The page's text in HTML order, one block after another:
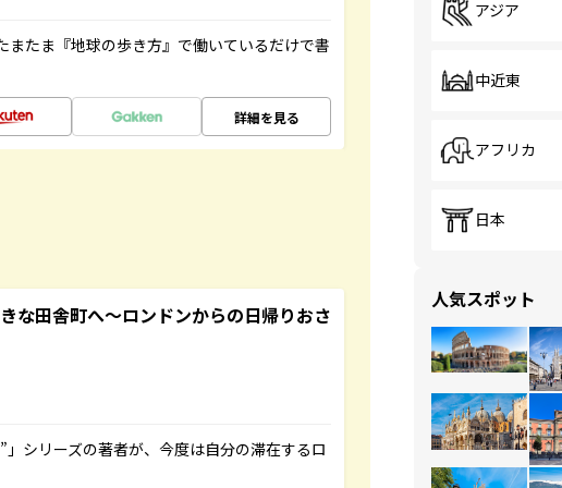
たま『地球の歩き方』で働いているだけで書
詳細を見る
な田舎町へ～ロンドンからの日帰りおさ
シリーズの著者が、今度は自分の滞在するロ
アジア
中近東
アフリカ
日本
人気スポット